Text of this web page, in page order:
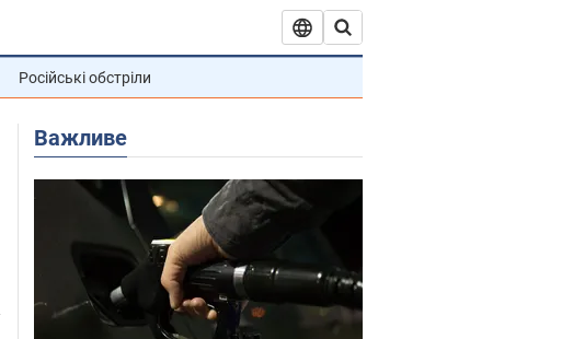
Російські обстріли
Важливе